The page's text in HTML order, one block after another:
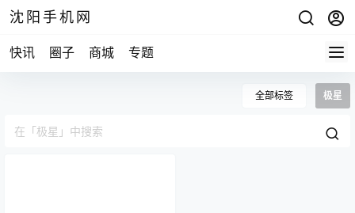
沈阳手机网
快讯 圈子 商城 专题
全部标签 极星